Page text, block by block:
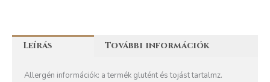
Leírás További információk
Allergén információk: a termék glutént és tojást tartalmz.